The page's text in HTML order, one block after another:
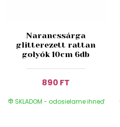
Narancssárga
glitterezett rattan
golyók 10cm 6db
890 FT
SKLADOM - odosielame ihneď